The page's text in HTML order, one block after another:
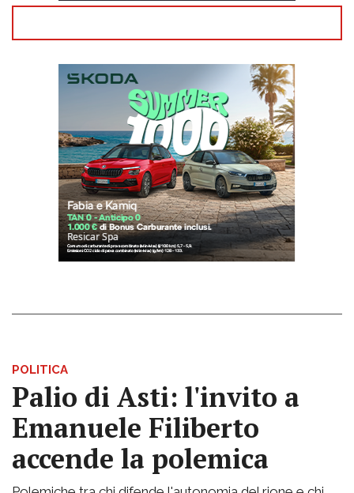
POLITICA
Palio di Asti: l'invito a
Emanuele Filiberto
accende la polemica